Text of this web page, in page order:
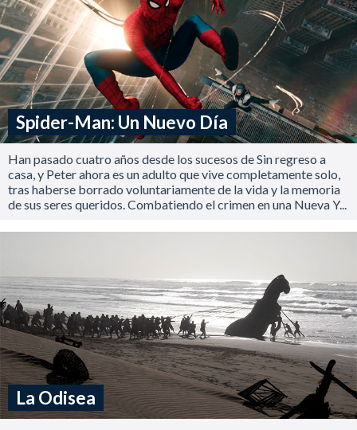
Spider-Man: Un Nuevo Día
Han pasado cuatro años desde los sucesos de Sin regreso a
casa, y Peter ahora es un adulto que vive completamente solo,
tras haberse borrado voluntariamente de la vida y la memoria
de sus seres queridos. Combatiendo el crimen en una Nueva Y...
La Odisea